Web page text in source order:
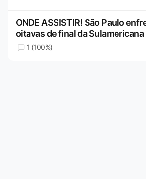
ONDE ASSISTIR! São Paulo
oitavas de final da Sulamericana
1 (100%)